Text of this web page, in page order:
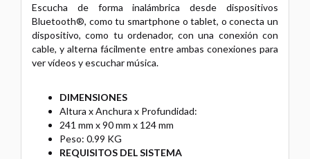
Escucha de forma inalámbrica desde dispositivos
Bluetooth®, como tu smartphone o tablet, o conecta un
dispositivo, como tu ordenador, con una conexión con
cable, y alterna fácilmente entre ambas conexiones para
ver vídeos y escuchar música.
DIMENSIONES
Altura x Anchura x Profundidad:
241 mm x 90 mm x 124 mm
Peso: 0.99 KG
REQUISITOS DEL SISTEMA